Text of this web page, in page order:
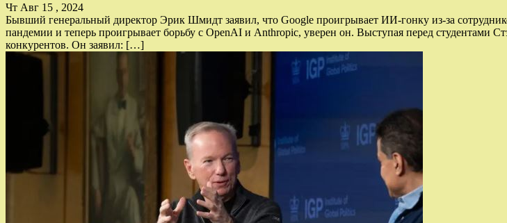
Чт Авг 15 , 2024
Бывший генеральный директор Эрик Шмидт заявил, что Google проигрывает ИИ-гонку из-за
пандемии и теперь проигрывает борьбу с OpenAI и Anthropic, уверен он. Выступая перед студентами
конкурентов. Он заявил: […]